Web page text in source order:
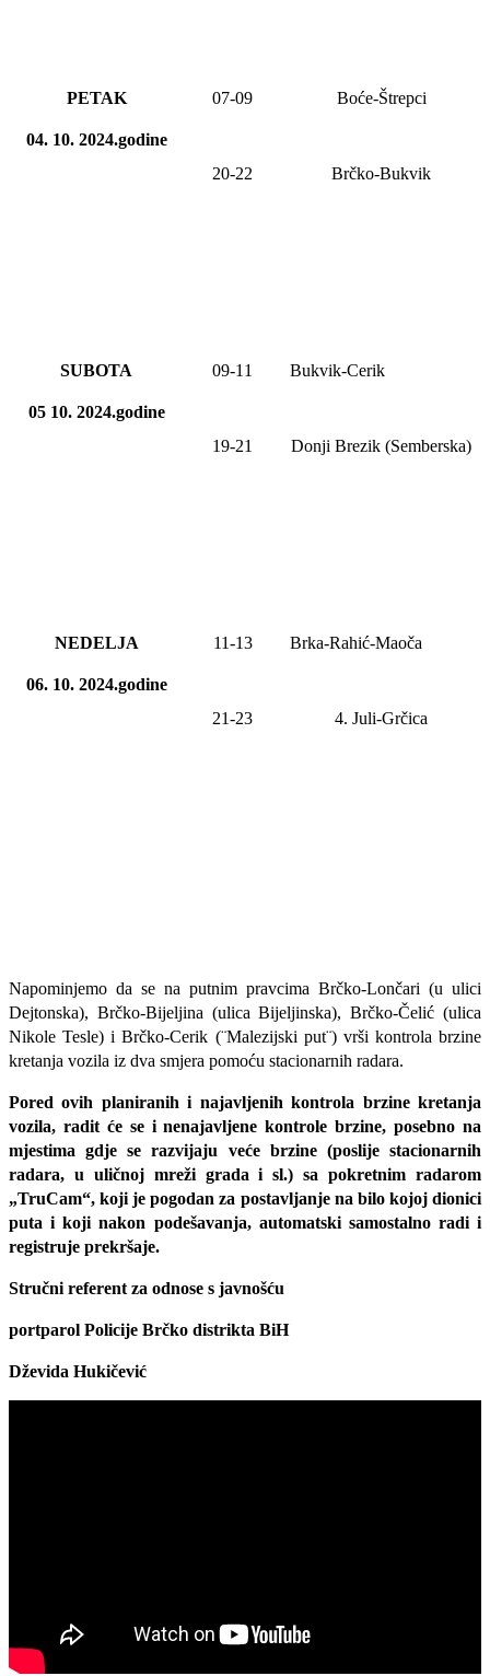
PETAK
04. 10. 2024.godine
07-09 Boće-Štrepci
20-22 Brčko-Bukvik
SUBOTA
05 10. 2024.godine
09-1 1 Bukvik-Cerik
19-21 Donji Brezik (Semberska)
NEDELJA
06. 10. 2024.godine
11-13 Brka-Rahić-Maoča
21-23 4. Juli-Grčica
Napominjemo da se na putnim pravcima Brčko-Lončari (u ulici
Dejtonska), Brčko-Bijeljina (ulica Bijeljinska), Brčko-Čelić (ulica
Nikole Tesle) i Brčko-Cerik (¨Malezijski put¨) vrši kontrola brzine
kretanja vozila iz dva smjera pomoću stacionarnih radara.
Pored ovih planiranih i najavljenih kontrola brzine kretanja
vozila, radit će se i nenajavljene kontrole brzine, posebno na
mjestima gdje se razvijaju veće brzine (poslije stacionarnih
radara, u uličnoj mreži grada i sl.) sa pokretnim radarom
„TruCam“, koji je pogodan za postavljanje na bilo kojoj dionici
puta i koji nakon podešavanja, automatski samostalno radi i
registruje prekršaje.
Stručni referent za odnose s javnošću
portparol Policije Brčko distrikta BiH
Dževida Hukičević